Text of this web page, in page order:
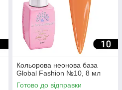
Кольорова неонова база
Global Fashion №10, 8 мл
Готово до відправки